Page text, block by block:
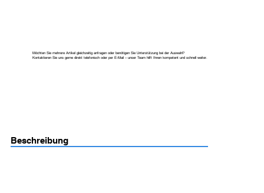
Möchten Sie mehrere Artikel gleichzeitig anfragen oder benötigen Sie Unterstützung bei der Auswahl?
Kontaktieren Sie uns gerne direkt telefonisch oder per E-Mail – unser Team hilft Ihnen kompetent und schnell weiter.
Beschreibung